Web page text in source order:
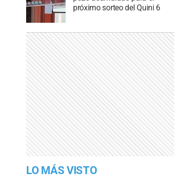
próximo sorteo del Quini 6
LO MÁS VISTO